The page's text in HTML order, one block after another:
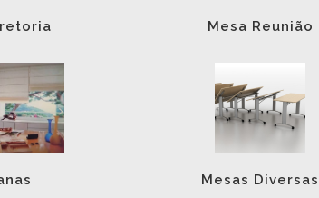
Mesa Reunião
Mesas Diversas